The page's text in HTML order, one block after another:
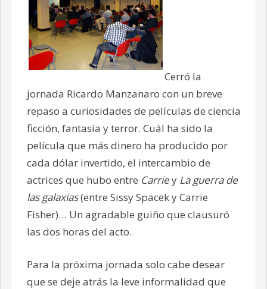
Cerró la
jornada Ricardo Manzanaro con un breve
repaso a curiosidades de películas de ciencia
ficción, fantasía y terror. Cuál ha sido la
película que más dinero ha producido por
cada dólar invertido, el intercambio de
actrices que hubo entre Carriey La guerra de
las galaxias(entre Sissy Spacek y Carrie
Fisher)… Un agradable guiño que clausuró
las dos horas del acto.
Para la próxima jornada solo cabe desear
que se deje atrás la leve informalidad que